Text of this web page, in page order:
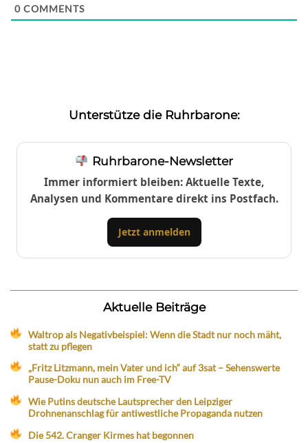
0 COMMENTS
Unterstütze die Ruhrbarone:
Ruhrbarone-Newsletter
Immer informiert bleiben: Aktuelle Texte,
Analysen und Kommentare direkt ins Postfach.
Jetzt anmelden
Aktuelle Beiträge
Waltrop als Negativbeispiel: Wenn die Stadt nur noch mäht,
statt zu pflegen
„Fritz Litzmann, mein Vater und ich“ auf 3sat – Sehenswerte
Pause-Doku nun auch im Free-TV
Wie Putins deutsche Lautsprecher den Leipziger
Drohnenanschlag für antiwestliche Propaganda nutzen
Die 542. Cranger Kirmes hat begonnen